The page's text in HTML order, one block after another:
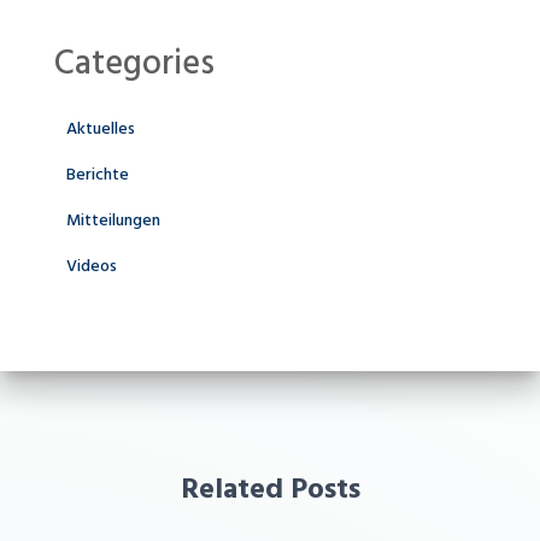
Categories
Aktuelles
Berichte
Mitteilungen
Videos
Related Posts